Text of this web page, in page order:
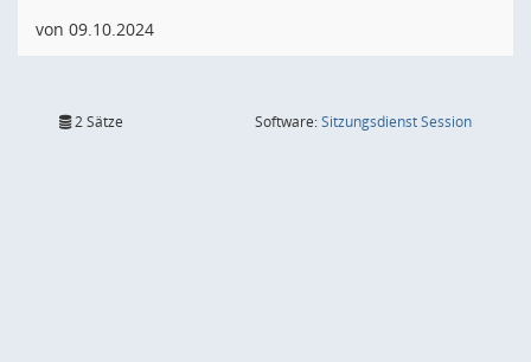
von 09.10.2024
2 Sätze Software:SitzungsdienstSession(Wird in